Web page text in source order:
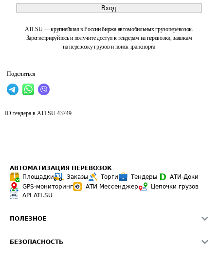
Вход
ATI.SU — крупнейшая в России биржа автомобильных грузоперевозок.
Зарегистрируйтесь и получите доступ к тендерам на перевозки, заявкам
на перевозку грузов и поиск транспорта
Поделиться
ID тендера в ATI.SU 43749
АВТОМАТИЗАЦИЯ ПЕРЕВОЗОК
Площадки
Заказы Торги Тендеры
АТИ-Доки
GPS-мониторинг
АТИ Мессенджер
Цепочки грузов
API ATI.SU
ПОЛЕЗНОЕ
БЕЗОПАСНОСТЬ